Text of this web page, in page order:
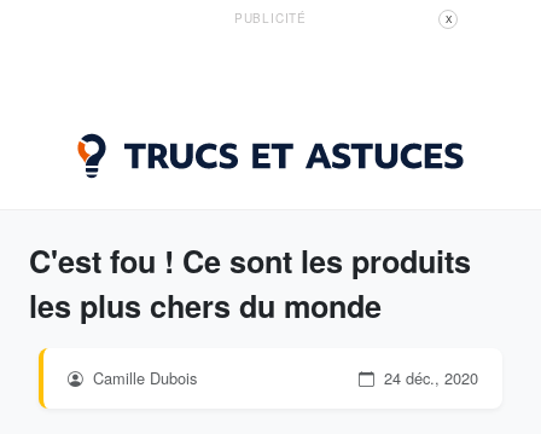
PUBLICITÉ X
C'est fou ! Ce sont les produits
les plus chers du monde
Camille Dubois 24 déc., 2020